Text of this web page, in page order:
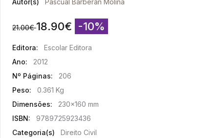
Autor(s) Pascual Barberán Molina
21.00€ 18.90€ -10%
Editora:
Escolar Editora
Ano:
2012
Nº Páginas:
206
Peso:
0.361 Kg
Dimensões:
230x160 mm
ISBN:
9789725923436
Categoria(s)
Direito Civil